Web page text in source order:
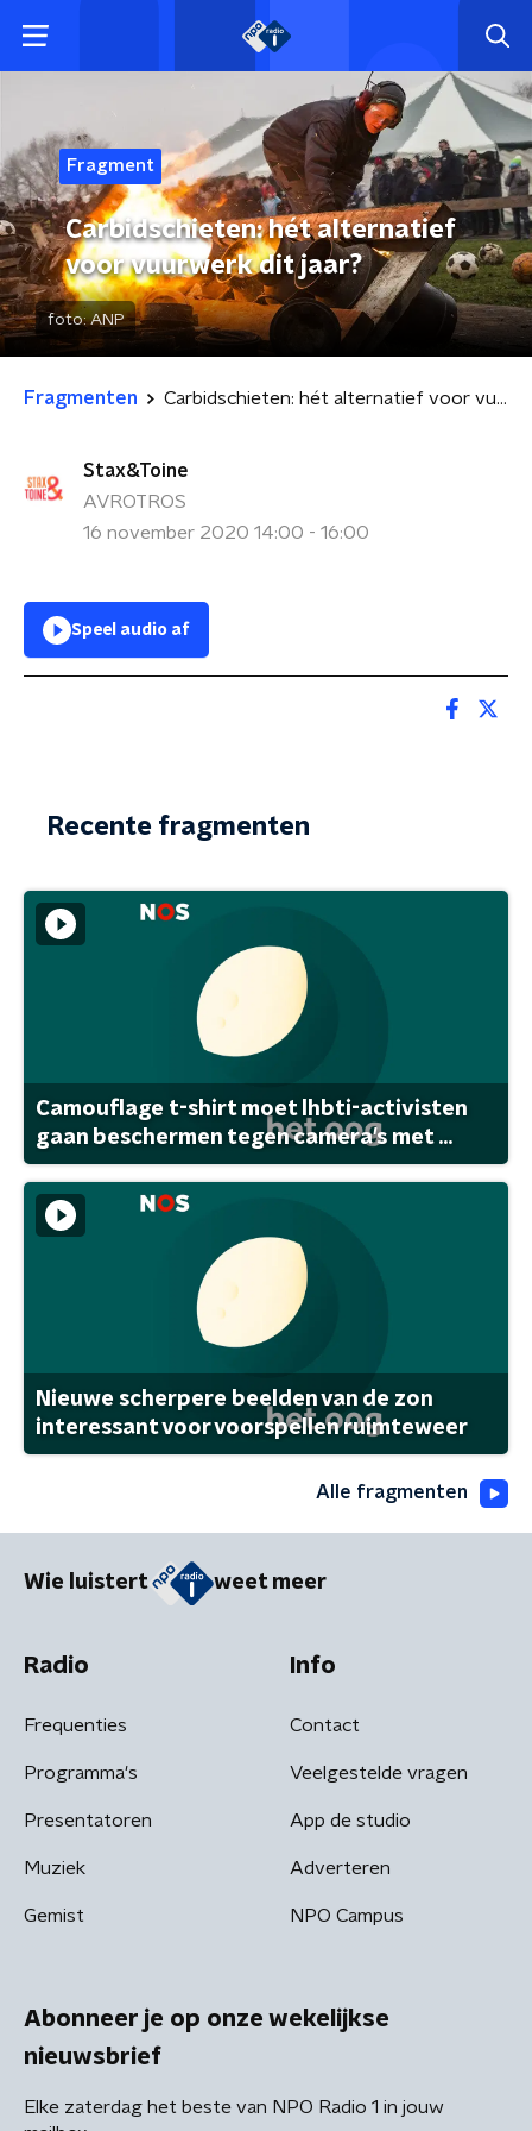
Fragment
Carbidschieten: hét alternatief
voor vuurwerk dit jaar?
foto:ANP
Fragmenten Carbidschieten: hét alternatief voor vuurwerk dit jaar?
Stax&Toine
AVROTROS
16 november 2020 14:00 - 16:00
Speel audio af
Recente fragmenten
Camouflage t-shirt moet lhbti-activisten
gaan beschermen tegen camera's met ...
Nieuwe scherpere beelden van de zon
interessant voor voorspellen ruimteweer
Alle fragmenten
Wie luistert weet meer
Radio
Frequenties
Programma's
Presentatoren
Muziek
Gemist
Info
Contact
Veelgestelde vragen
App de studio
Adverteren
NPO Campus
Abonneer je op onze wekelijkse
nieuwsbrief
Elke zaterdag het beste van NPO Radio 1 in jouw